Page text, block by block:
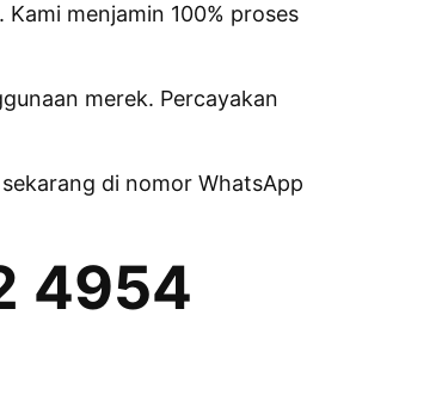
menjamin 100% proses
merek. Percayakan
di nomor WhatsApp
4954